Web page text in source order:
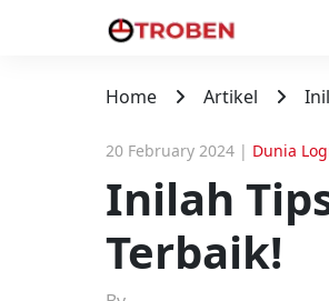
Home Artikel
20 February 2024 | Dunia
Inilah
Terbaik!